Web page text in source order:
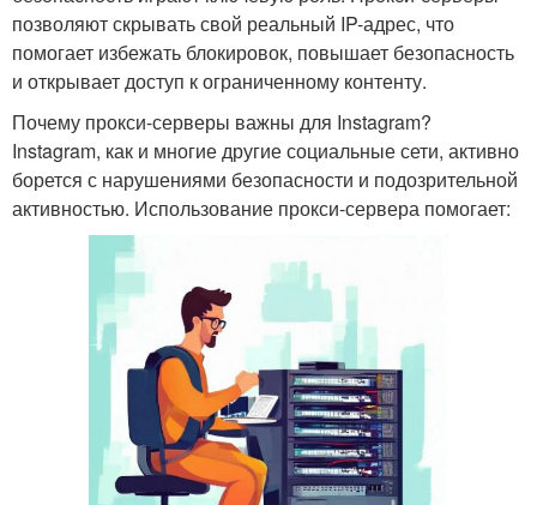
позволяют скрывать свой реальный IP-адрес, что
помогает избежать блокировок, повышает безопасность
и открывает доступ к ограниченному контенту.
Почему прокси-серверы важны для Instagram?
Instagram, как и многие другие социальные сети, активно
борется с нарушениями безопасности и подозрительной
активностью. Использование прокси-сервера помогает: